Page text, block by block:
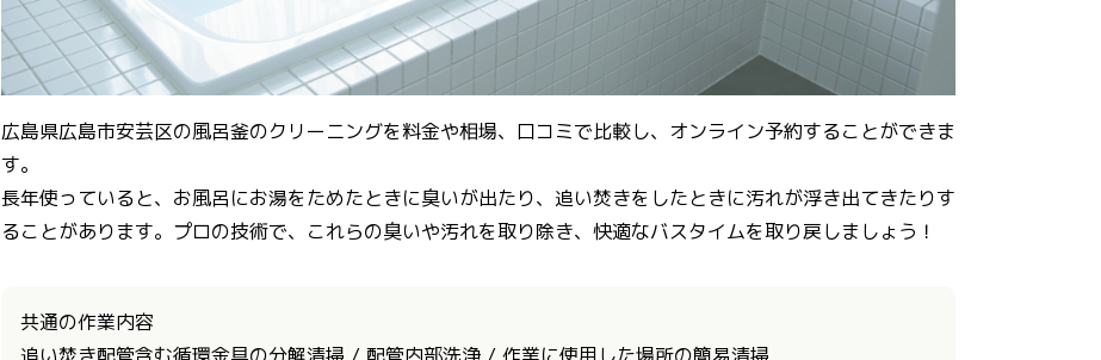
広島県広島市安芸区の風呂釜のクリーニングを料金や相場、口コミで比較し、オンライン予約することができま
す。
長年使っていると、お風呂にお湯をためたときに臭いが出たり、追い焚きをしたときに汚れが浮き出てきたりす
ることがあります。プロの技術で、これらの臭いや汚れを取り除き、快適なバスタイムを取り戻しましょう！
共通の作業内容